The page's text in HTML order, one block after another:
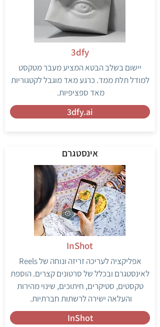
יישום בשלב הבטא המציע מעבר מטקסט
למודל תלת ממד. כרגע מאד מוגבל לקטגוריות
מאד ספציפיות.
3dfy.ai
3dfy
אינסטגרם
אפליקציה לעריכה זריזה ונוחה של Reels
לאינסטגרם ובכלל של סרטונים קצרים. הוספת
טקסטים, סטיקרים, חיתוכים, שינוי מהירות
והעלאה ישירה לרשתות חברתיות.
InShot
InShot